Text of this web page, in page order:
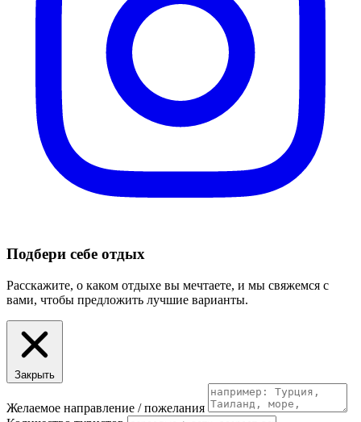
Подбери себе отдых
Расскажите, о каком отдыхе вы мечтаете, и мы свяжемся с
вами, чтобы предложить лучшие варианты.
Закрыть
Желаемое направление / пожелания